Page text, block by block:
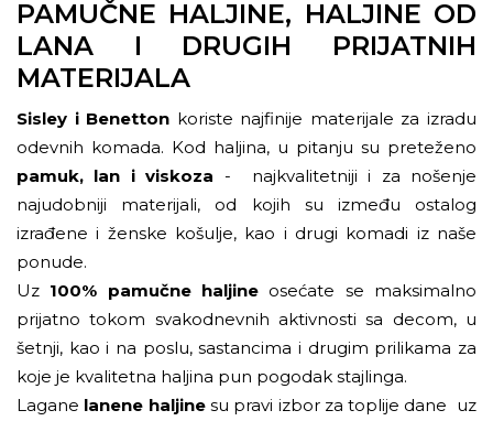
PAMUČNE HALJINE, HALJINE OD
LANA I DRUGIH PRIJATNIH
MATERIJALA
Sisley i Benetton koriste najfinije materijale za izradu
odevnih komada. Kod haljina, u pitanju su preteženo
pamuk, lan i viskoza - najkvalitetniji i za nošenje
najudobniji materijali, od kojih su između ostalog
izrađene i ženske košulje, kao i drugi komadi iz naše
ponude.
Uz 100% pamučne haljine osećate se maksimalno
prijatno tokom svakodnevnih aktivnosti sa decom, u
šetnji, kao i na poslu, sastancima i drugim prilikama za
koje je kvalitetna haljina pun pogodak stajlinga.
Lagane lanene haljinesu pravi izbor za toplije dane uz